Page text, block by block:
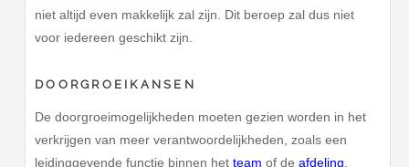
niet altijd even makkelijk zal zijn. Dit beroep zal dus niet
voor iedereen geschikt zijn.
DOORGROEIKANSEN
De doorgroeimogelijkheden moeten gezien worden in het
verkrijgen van meer verantwoordelijkheden, zoals een
leidinggevende functie binnen hetteam of deafdeling.